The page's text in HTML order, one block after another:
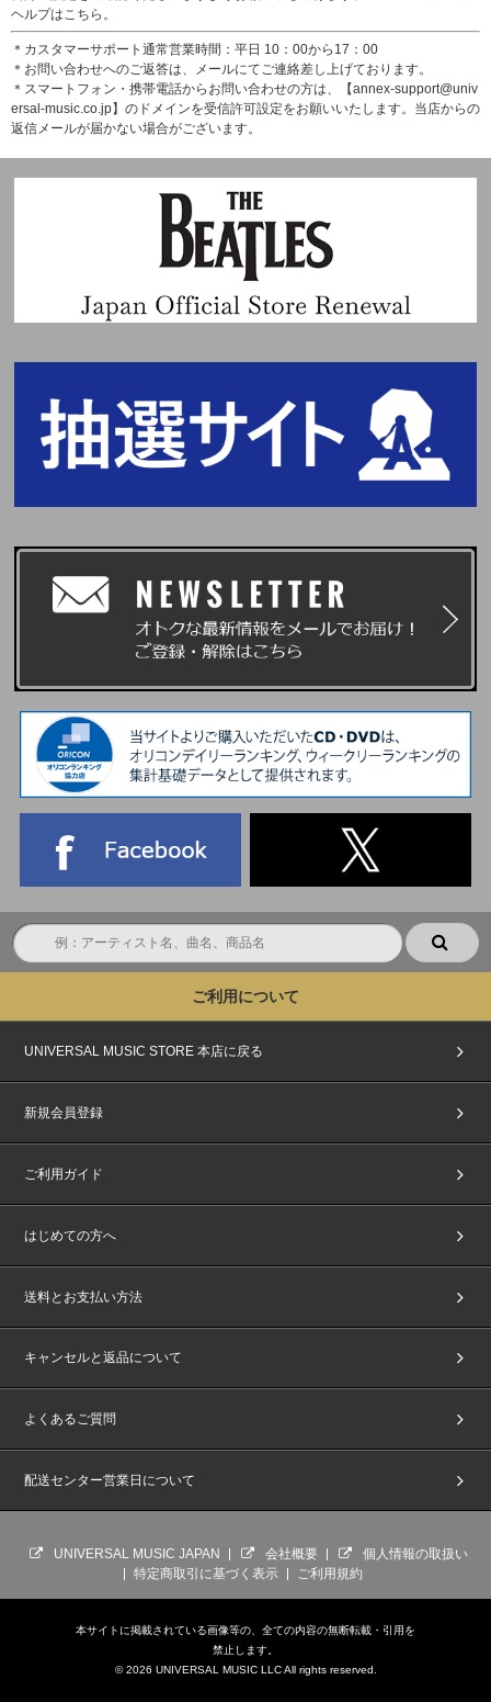
ヘルプはこちら。
＊カスタマーサポート通常営業時間：平日 10：00から17：00
＊お問い合わせへのご返答は、メールにてご連絡差し上げております。
＊スマートフォン・携帯電話からお問い合わせの方は、【annex-support@univ
ersal-music.co.jp】のドメインを受信許可設定をお願いいたします。当店からの
返信メールが届かない場合がございます。
ご利用について
UNIVERSAL MUSIC STORE 本店に戻る
新規会員登録
ご利用ガイド
はじめての方へ
送料とお支払い方法
キャンセルと返品について
よくあるご質問
配送センター営業日について
UNIVERSAL MUSIC JAPAN 会社概要
個人情報の取扱い
特定商取引に基づく表示
ご利用規約
本サイトに掲載されている画像等の、全ての内容の無断転載・引用を
禁止します。
© 2026 UNIVERSAL MUSIC LLC All rights reserved.